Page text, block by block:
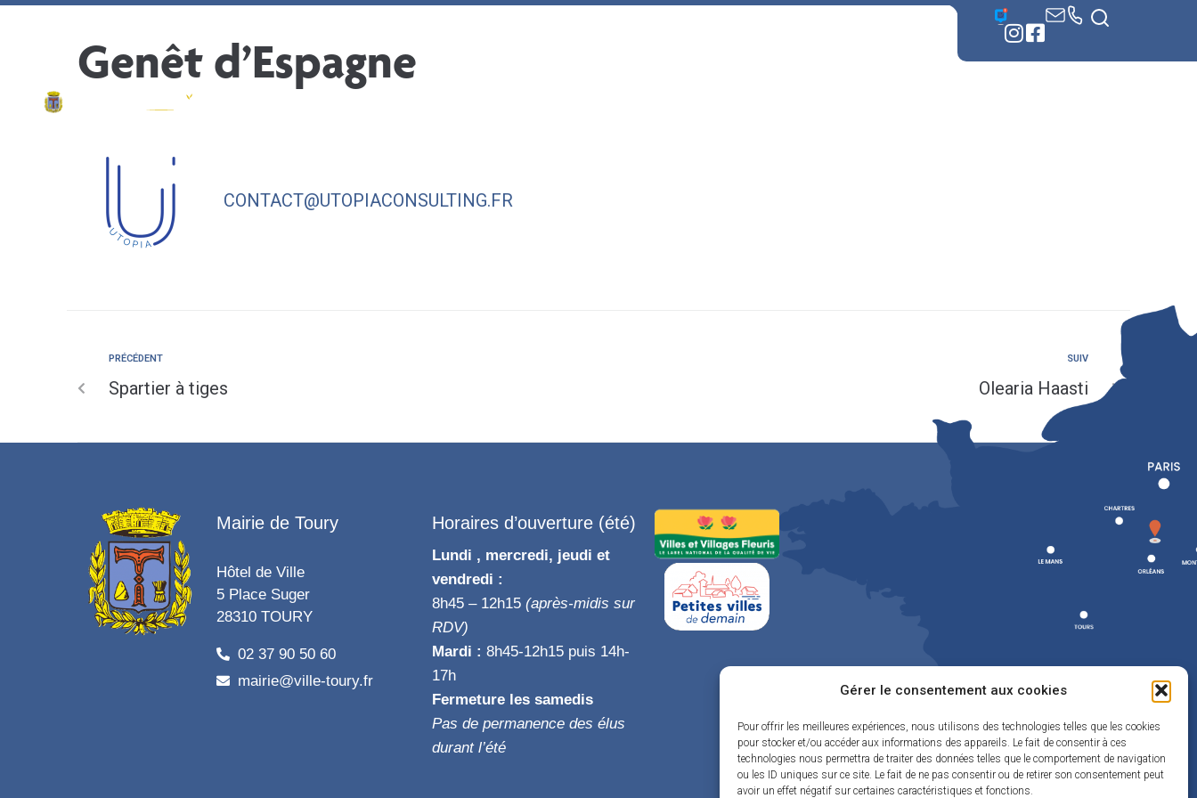
Gérer le consentement aux cookies
Pour offrir les meilleures expériences, nous utilisons des technologies telles que les cookies
pour stocker et/ou accéder aux informations des appareils. Le fait de consentir à ces
technologies nous permettra de traiter des données telles que le comportement de navigation
ou les ID uniques sur ce site. Le fait de ne pas consentir ou de retirer son consentement peut
avoir un effet négatif sur certaines caractéristiques et fonctions.
Genêt d’Espagne
CONTACT@UTOPIACONSULTING.FR
PRÉCÉDENT
Spartier à tiges
SUIV
Olearia Haasti
Mairie de Toury
Hôtel de Ville
5 Place Suger
28310 TOURY
02 37 90 50 60
mairie@ville-toury.fr
Horaires d’ouverture (été)
Lundi , mercredi, jeudi et
vendredi :
8h45 – 12h15(après-midis sur
RDV)
Mardi : 8h45-12h15 puis 14h-
17h
Fermeture les samedis
Pas de permanence des élus
durant l’été